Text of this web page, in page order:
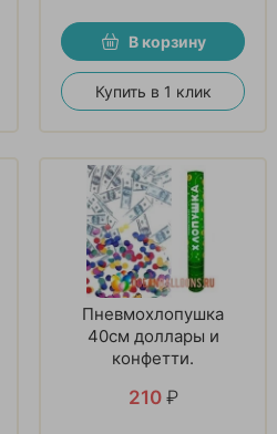
В корзину
Купить в 1 клик
Пневмохлопушка
40см доллары и
конфетти.
210 ₽